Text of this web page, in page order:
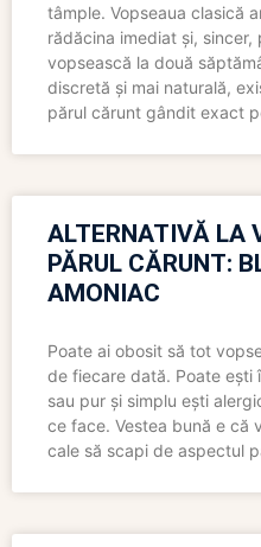
tâmple. Vopseaua clasică
rădăcina imediat și,
vopsească la două
discretă și mai naturală,
părul cărunt gândit exact
ALTERNATIVĂ LA
PĂRUL CĂRUNT:
AMONIAC
Poate ai obosit să tot
de fiecare dată. Poate ești
sau pur și simplu ești
ce face. Vestea bună e că
cale să scapi de aspectul